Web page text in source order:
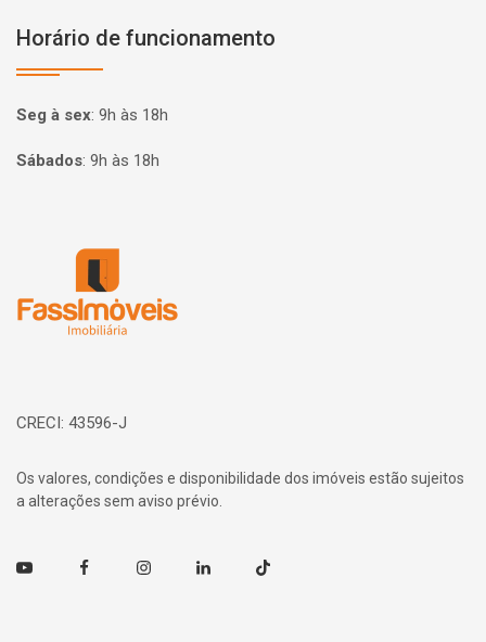
Horário de funcionamento
Seg à sex: 9h às 18h
Sábados: 9h às 18h
CRECI: 43596-J
Os valores, condições e disponibilidade dos imóveis estão sujeitos
a alterações sem aviso prévio.
Youtube FacebookInstagramLinkedin TikTok